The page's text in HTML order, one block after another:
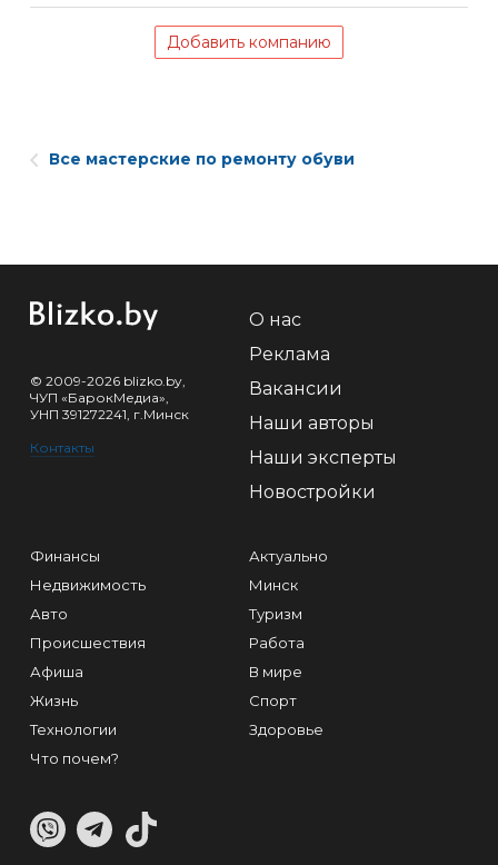
Добавить компанию
Все мастерские по ремонту обуви
© 2009-2026 blizko.by,
ЧУП «БарокМедиа»,
УНП 391272241, г.Минск
Контакты
О нас
Реклама
Вакансии
Наши авторы
Наши эксперты
Новостройки
Финансы
Недвижимость
Авто
Происшествия
Афиша
Жизнь
Технологии
Что почем?
Актуально
Минск
Туризм
Работа
В мире
Спорт
Здоровье